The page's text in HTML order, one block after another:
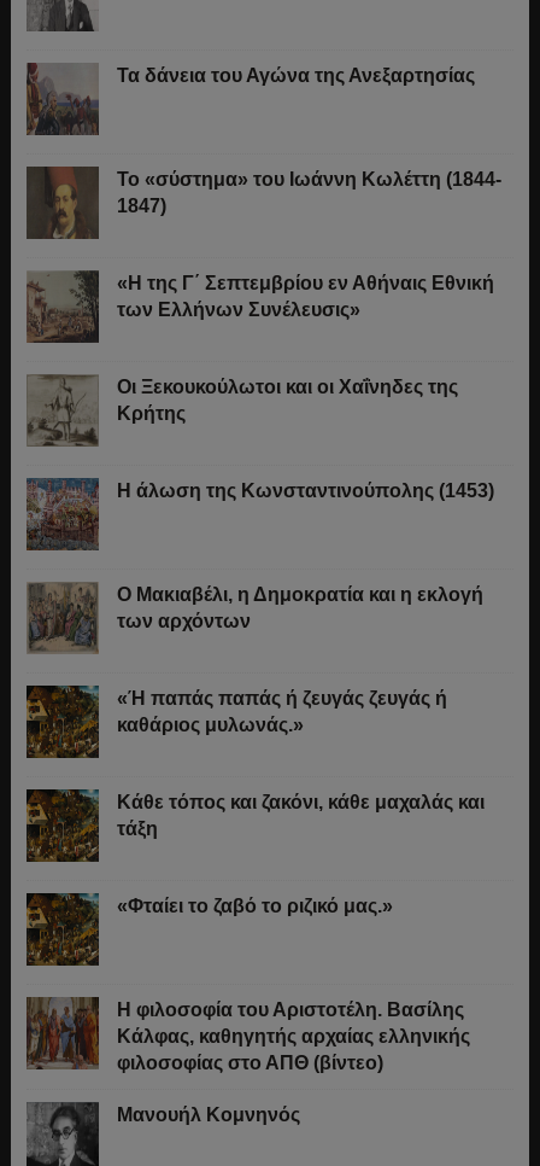
Τα δάνεια του Αγώνα της Ανεξαρτησίας
Το «σύστημα» του Ιωάννη Κωλέττη (1844-
1847)
«Η της Γ΄ Σεπτεμβρίου εν Αθήναις Εθνική
των Ελλήνων Συνέλευσις»
Οι Ξεκουκούλωτοι και οι Χαΐνηδες της
Κρήτης
Η άλωση της Κωνσταντινούπολης (1453)
Ο Μακιαβέλι, η Δημοκρατία και η εκλογή
των αρχόντων
«Ή παπάς παπάς ή ζευγάς ζευγάς ή
καθάριος μυλωνάς.»
Κάθε τόπος και ζακόνι, κάθε μαχαλάς και
τάξη
«Φταίει το ζαβό το ριζικό μας.»
Η φιλοσοφία του Αριστοτέλη. Βασίλης
Κάλφας, καθηγητής αρχαίας ελληνικής
φιλοσοφίας στο ΑΠΘ (βίντεο)
Μανουήλ Κομνηνός